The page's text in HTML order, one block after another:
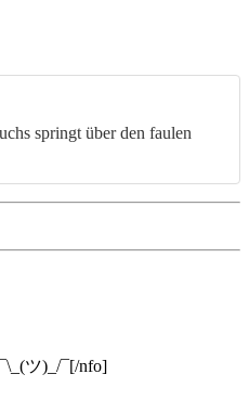
springt über den faulen
ツ)_/¯[/nfo]